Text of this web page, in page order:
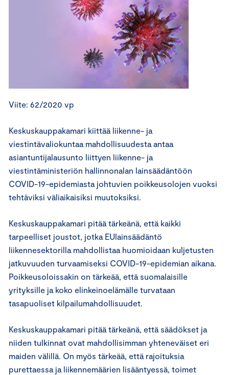
Viite: 62/2020 vp
Keskuskauppakamari kiittää liikenne- ja
viestintävaliokuntaa mahdollisuudesta antaa
asiantuntijalausunto liittyen liikenne- ja
viestintäministeriön hallinnonalan lainsäädäntöön
COVID-19-epidemiasta johtuvien poikkeusolojen vuoksi
tehtäviksi väliaikaisiksi muutoksiksi.
Keskuskauppakamari pitää tärkeänä, että kaikki
tarpeelliset joustot, jotka EUlainsäädäntö
liikennesektorilla mahdollistaa huomioidaan kuljetusten
jatkuvuuden turvaamiseksi COVID-19-epidemian aikana.
Poikkeusoloissakin on tärkeää, että suomalaisille
yrityksille ja koko elinkeinoelämälle turvataan
tasapuoliset kilpailumahdollisuudet.
Keskuskauppakamari pitää tärkeänä, että säädökset ja
niiden tulkinnat ovat mahdollisimman yhteneväiset eri
maiden välillä. On myös tärkeää, että rajoituksia
purettaessa ja liikennemäärien lisääntyessä, toimet